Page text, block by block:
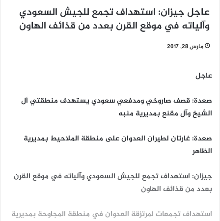
عاجل جيزان: استهداف تجمع للجيش السعودي
وآلياته في موقع القرن بعدد من قذائف الهاون
مارس 28, 2017
عاجل
صعدة: قصف صاروخي ومدفعي سعودي يستهدف منطقتي آل
الشيخ وآل مقنع بمديرية منبه
صعدة: غارتان لطيران العدوان على منطقة الملاحيط بمديرية
الظاهر
جيزان: استهداف تجمع للجيش السعودي وآلياته في موقع القرن
بعدد من قذائف الهاون
استهداف تجمعات لمرتزقة العدوان في منطقة المجاوحة بمديرية